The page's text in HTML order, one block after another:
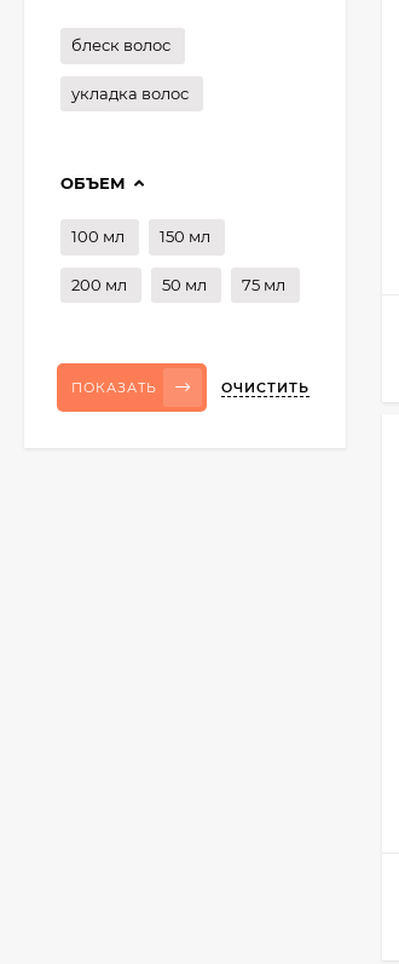
блеск волос
укладка волос
ОБЪЕМ
100 мл 150 мл
200 мл 50 мл 75 мл
ПОКАЗАТЬ ОЧИСТИТЬ